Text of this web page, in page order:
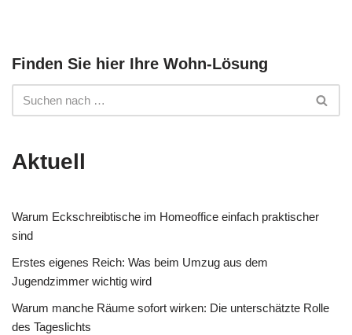
Finden Sie hier Ihre Wohn-Lösung
Aktuell
Warum Eckschreibtische im Homeoffice einfach praktischer
sind
Erstes eigenes Reich: Was beim Umzug aus dem
Jugendzimmer wichtig wird
Warum manche Räume sofort wirken: Die unterschätzte Rolle
des Tageslichts